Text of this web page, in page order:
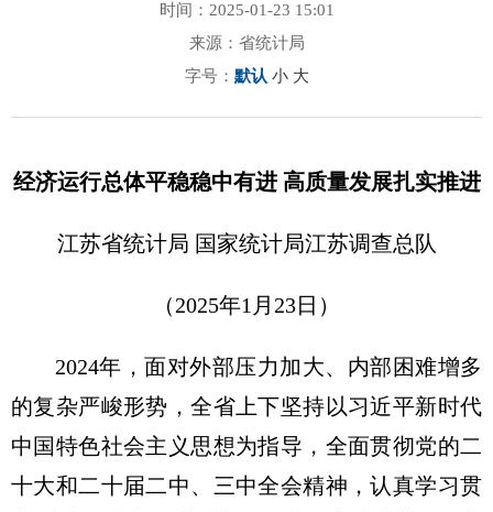
时间：2025-01-23 15:01
来源：省统计局
字号： 默认 小 大
经济运行总体平稳稳中有进 高质量发展扎实推进
江苏省统计局 国家统计局江苏调查总队
（2025年1月23日）
2024年，面对外部压力加大、内部困难增多
的复杂严峻形势，全省上下坚持以习近平新时代
中国特色社会主义思想为指导，全面贯彻党的二
十大和二十届二中、三中全会精神，认真学习贯